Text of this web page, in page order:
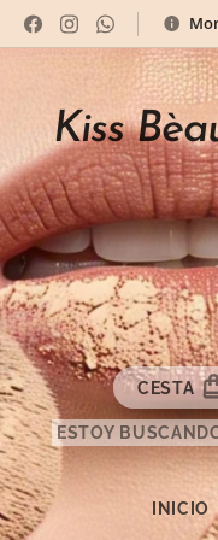
Kiss
CESTA
INICIO